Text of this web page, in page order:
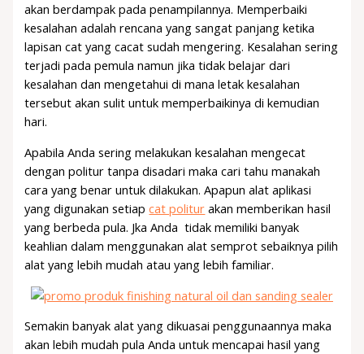
akan berdampak pada penampilannya. Memperbaiki
kesalahan adalah rencana yang sangat panjang ketika
lapisan cat yang cacat sudah mengering. Kesalahan sering
terjadi pada pemula namun jika tidak belajar dari
kesalahan dan mengetahui di mana letak kesalahan
tersebut akan sulit untuk memperbaikinya di kemudian
hari.
Apabila Anda sering melakukan kesalahan mengecat
dengan politur tanpa disadari maka cari tahu manakah
cara yang benar untuk dilakukan. Apapun alat aplikasi
yang digunakan setiapcat politur akan memberikan hasil
yang berbeda pula. Jka Anda tidak memiliki banyak
keahlian dalam menggunakan alat semprot sebaiknya pilih
alat yang lebih mudah atau yang lebih familiar.
Semakin banyak alat yang dikuasai penggunaannya maka
akan lebih mudah pula Anda untuk mencapai hasil yang